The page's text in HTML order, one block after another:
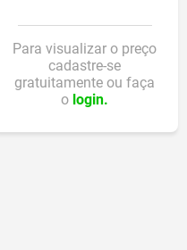
Para visualizar o preço
cadastre-se
gratuitamente ou faça
o login.